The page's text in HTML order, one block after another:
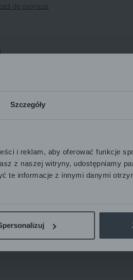
Szczegóły
i reklam, aby oferować funkcje
z naszej witryny, udostępniamy
te informacje z innymi danymi
de psoriazis